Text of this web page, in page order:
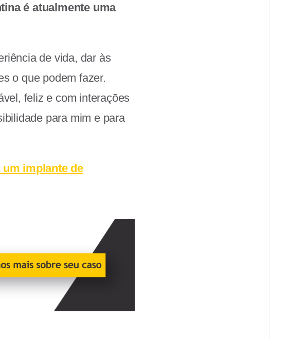
é atualmente uma
de vida, dar às
o que podem fazer.
feliz e com interações
para mim e para
implante de